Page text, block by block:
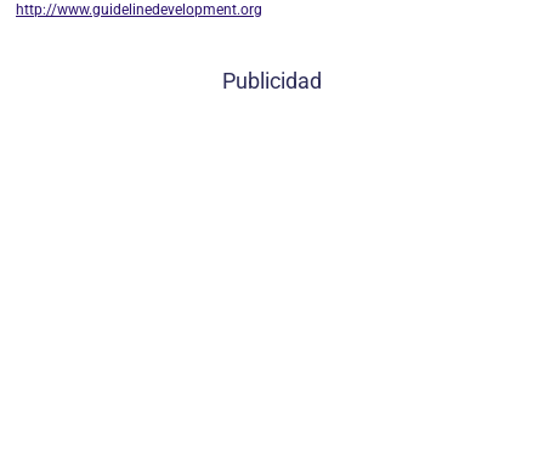
http://www.guidelinedevelopment.org
Publicidad